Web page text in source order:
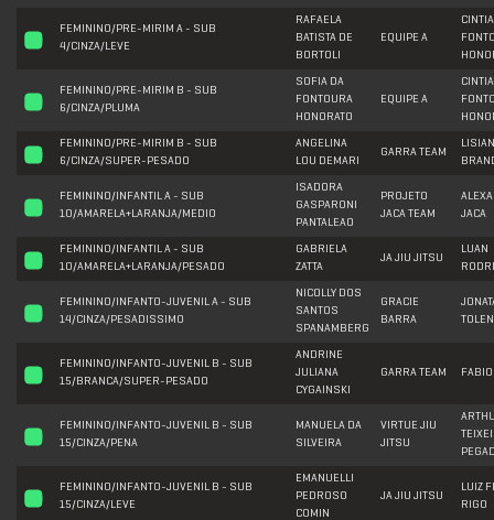
FEMININO/PRE-MIRIM A - SUB
4/CINZA/LEVE
RAFAELA
BATISTA DE
BORTOLI
EQUIPE A
FEMININO/PRE-MIRIM B - SUB
6/CINZA/PLUMA
SOFIA DA
FONTOURA
HONORATO
EQUIPE A
FEMININO/PRE-MIRIM B - SUB
6/CINZA/SUPER-PESADO
ANGELINA
LOU DEMARI
GARRA TEAM
FEMININO/INFANTIL A - SUB
10/AMARELA+LARANJA/MEDIO
ISADORA
GASPARONI
PANTALEAO
PROJETO
JACA TEAM
JACA
FEMININO/INFANTIL A - SUB
10/AMARELA+LARANJA/PESADO
GABRIELA
ZATTA
JA JIU JITSU
LUAN
FEMININO/INFANTO-JUVENIL A - SUB
14/CINZA/PESADISSIMO
NICOLLY DOS
SANTOS
SPANAMBERG
GRACIE
BARRA
FEMININO/INFANTO-JUVENIL B - SUB
15/BRANCA/SUPER-PESADO
ANDRINE
JULIANA
CYGAINSKI
GARRA TEAM
FEMININO/INFANTO-JUVENIL B - SUB
15/CINZA/PENA
MANUELA DA
SILVEIRA
VIRTUE JIU
JITSU
FEMININO/INFANTO-JUVENIL B - SUB
15/CINZA/LEVE
EMANUELLI
PEDROSO
COMIN
JA JIU JITSU
LUIZ
RIGO